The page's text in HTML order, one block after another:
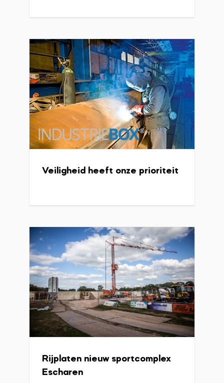
Veiligheid heeft onze prioriteit
Rijplaten nieuw sportcomplex
Rijplaten nieuw sportcomplex
EscharenFunderingspalen voor